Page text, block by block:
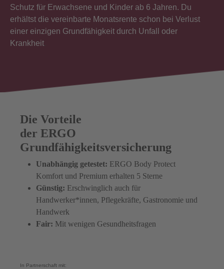
Schutz für Erwachsene und Kinder ab 6 Jahren. Du
erhältst die vereinbarte Monatsrente schon bei Verlust
einer einzigen Grundfähigkeit durch Unfall oder
Krankheit
Die Vorteile
der ERGO
Grundfähigkeitsversicherung
Unabhängig getestet: ERGO Body Protect
Komfort und Premium erhalten 5 Sterne
Günstig: Erschwinglich auch für
Handwerker*innen, Pflegekräfte, Gastronomie und
Handwerk
Fair: Mit wenigen Gesundheitsfragen
In Partnerschaft mit: